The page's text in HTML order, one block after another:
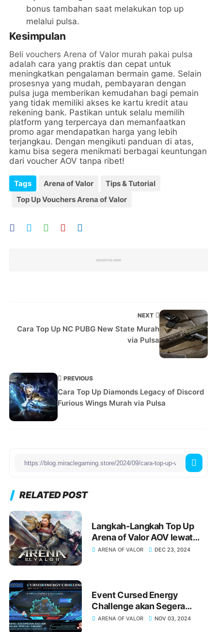
bonus tambahan saat melakukan top up
melalui pulsa.
Kesimpulan
Beli vouchers Arena of Valor murah pakai pulsa
adalah cara yang praktis dan cepat untuk
meningkatkan pengalaman bermain game. Selain
prosesnya yang mudah, pembayaran dengan
pulsa juga memberikan kemudahan bagi pemain
yang tidak memiliki akses ke kartu kredit atau
rekening bank. Pastikan untuk selalu memilih
platform yang terpercaya dan memanfaatkan
promo agar mendapatkan harga yang lebih
terjangkau. Dengan mengikuti panduan di atas,
kamu bisa segera menikmati berbagai keuntungan
dari voucher AOV tanpa ribet!
Tags Arena of Valor
Tips & Tutorial
Top Up Vouchers Arena of Valor
NEXT
Cara Top Up NC PUBG New State Murah
via Pulsa
PREVIOUS
Cara Top Up Diamonds Legacy of Discord
Furious Wings Murah via Pulsa
RELATED POST
Langkah-Langkah Top Up
Arena of Valor AOV lewat
ShopeePay yang Praktis dan
ARENA OF VALOR DEC 23, 2024
Event Cursed Energy
Challenge akan Segera
Hadir di AOV Special Grade
ARENA OF VALOR NOV 03, 2024